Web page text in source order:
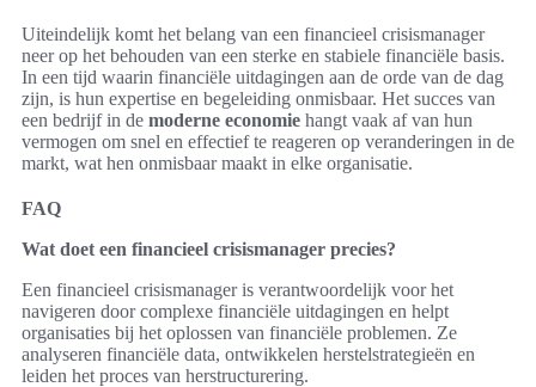
Uiteindelijk komt het belang van een financieel crisismanager
neer op het behouden van een sterke en stabiele financiële basis.
In een tijd waarin financiële uitdagingen aan de orde van de dag
zijn, is hun expertise en begeleiding onmisbaar. Het succes van
een bedrijf in de moderne economie hangt vaak af van hun
vermogen om snel en effectief te reageren op veranderingen in de
markt, wat hen onmisbaar maakt in elke organisatie.
FAQ
Wat doet een financieel crisismanager precies?
Een financieel crisismanager is verantwoordelijk voor het
navigeren door complexe financiële uitdagingen en helpt
organisaties bij het oplossen van financiële problemen. Ze
analyseren financiële data, ontwikkelen herstelstrategieën en
leiden het proces van herstructurering.